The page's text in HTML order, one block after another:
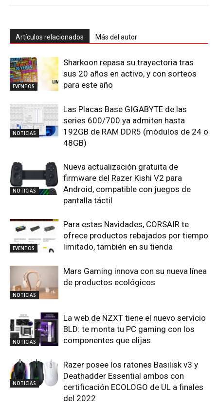
Artículos relacionados Más del autor
EVENTOS
Sharkoon repasa su trayectoria tras
sus 20 años en activo, y con sorteos
para este año
NOTICIAS
Las Placas Base GIGABYTE de las
series 600/700 ya admiten hasta
192GB de RAM DDR5 (módulos de 24 o
48GB)
NOTICIAS
Nueva actualización gratuita de
firmware del Razer Kishi V2 para
Android, compatible con juegos de
pantalla táctil
EVENTOS
Para estas Navidades, CORSAIR te
ofrece productos rebajados por tiempo
limitado, también en su tienda
NOTICIAS
Mars Gaming innova con su nueva línea
de productos ecológicos
NOTICIAS
La web de NZXT tiene el nuevo servicio
BLD: te monta tu PC gaming con los
componentes que elijas
NOTICIAS
Razer posee los ratones Basilisk v3 y
Deathadder Essential ambos con
certificación ECOLOGO de UL a finales
del 2022